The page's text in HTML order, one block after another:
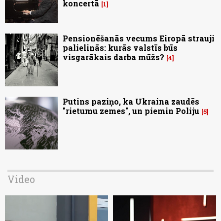
koncertā 1
Pensionēšanās vecums Eiropā strauji
palielinās: kurās valstīs būs
visgarākais darba mūžs? 4
Putins paziņo, ka Ukraina zaudēs
"rietumu zemes", un piemin Poliju 5
Video